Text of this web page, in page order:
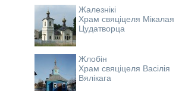
Жалезнікі
Храм свяціцеля Мікалая
Цудатворца
Жлобін
Храм свяціцеля Васілія
Вялікага